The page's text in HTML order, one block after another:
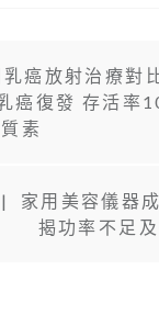
癌放射治療對
癌復發 存活率
素
| 家用美容儀器
揭功率不足